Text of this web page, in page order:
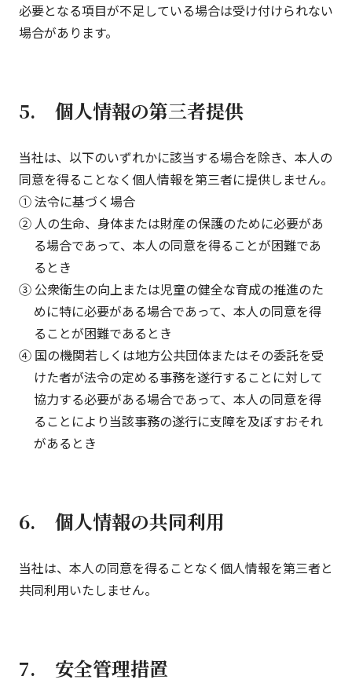
必要となる項目が不足している場合は受け付けられない
場合があります。
5. 個人情報の第三者提供
当社は、以下のいずれかに該当する場合を除き、本人の
同意を得ることなく個人情報を第三者に提供しません。
① 法令に基づく場合
② 人の生命、身体または財産の保護のために必要があ
る場合であって、本人の同意を得ることが困難であ
るとき
③ 公衆衛生の向上または児童の健全な育成の推進のた
めに特に必要がある場合であって、本人の同意を得
ることが困難であるとき
④ 国の機関若しくは地方公共団体またはその委託を受
けた者が法令の定める事務を遂行することに対して
協力する必要がある場合であって、本人の同意を得
ることにより当該事務の遂行に支障を及ぼすおそれ
があるとき
6. 個人情報の共同利用
当社は、本人の同意を得ることなく個人情報を第三者と
共同利用いたしません。
7. 安全管理措置